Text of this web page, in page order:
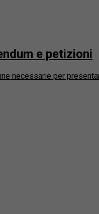
e petizioni
necessarie per